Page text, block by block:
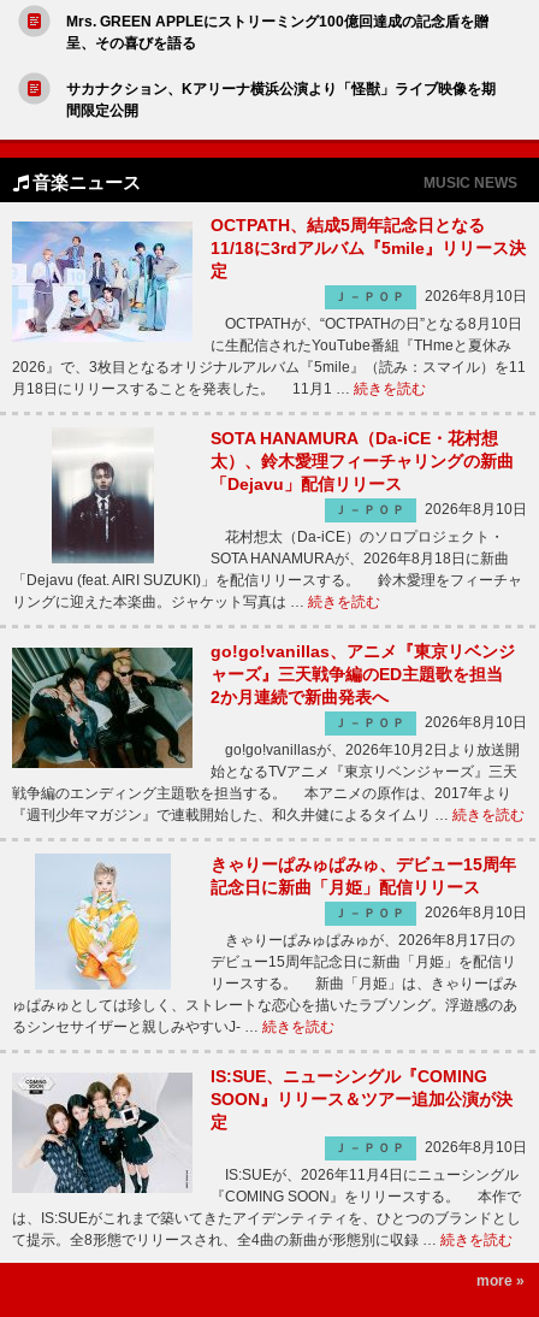
Mrs. GREEN APPLEにストリーミング100億回達成の記念盾を贈
呈、その喜びを語る
サカナクション、Kアリーナ横浜公演より「怪獣」ライブ映像を期
間限定公開
音楽ニュース MUSIC NEWS
OCTPATH、結成5周年記念日となる
11/18に3rdアルバム『5mile』リリース決
定
Ｊ－ＰＯＰ
2026年8月10日
OCTPATHが、“OCTPATHの日”となる8月10日
に生配信されたYouTube番組『THmeと夏休み
2026』で、3枚目となるオリジナルアルバム『5mile』（読み：スマイル）を11
月18日にリリースすることを発表した。 11月1 … 続きを読む
SOTA HANAMURA（Da-iCE・花村想
太）、鈴木愛理フィーチャリングの新曲
「Dejavu」配信リリース
Ｊ－ＰＯＰ
2026年8月10日
花村想太（Da-iCE）のソロプロジェクト・
SOTA HANAMURAが、2026年8月18日に新曲
「Dejavu (feat. AIRI SUZUKI)」を配信リリースする。 鈴木愛理をフィーチャ
リングに迎えた本楽曲。ジャケット写真は … 続きを読む
go!go!vanillas、アニメ『東京リベンジ
ャーズ』三天戦争編のED主題歌を担当
2か月連続で新曲発表へ
Ｊ－ＰＯＰ
2026年8月10日
go!go!vanillasが、2026年10月2日より放送開
始となるTVアニメ『東京リベンジャーズ』三天
戦争編のエンディング主題歌を担当する。 本アニメの原作は、2017年より
『週刊少年マガジン』で連載開始した、和久井健によるタイムリ … 続きを読む
きゃりーぱみゅぱみゅ、デビュー15周年
記念日に新曲「月姫」配信リリース
Ｊ－ＰＯＰ
2026年8月10日
きゃりーぱみゅぱみゅが、2026年8月17日の
デビュー15周年記念日に新曲「月姫」を配信リ
リースする。 新曲「月姫」は、きゃりーぱみ
ゅぱみゅとしては珍しく、ストレートな恋心を描いたラブソング。浮遊感のあ
るシンセサイザーと親しみやすいJ- … 続きを読む
IS:SUE、ニューシングル『COMING
SOON』リリース＆ツアー追加公演が決
定
Ｊ－ＰＯＰ
2026年8月10日
IS:SUEが、2026年11月4日にニューシングル
『COMING SOON』をリリースする。 本作で
は、IS:SUEがこれまで築いてきたアイデンティティを、ひとつのブランドとし
て提示。全8形態でリリースされ、全4曲の新曲が形態別に収録 … 続きを読む
more »